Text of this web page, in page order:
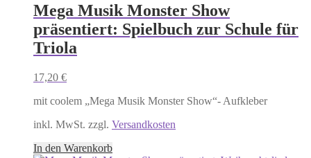
Mega Musik Monster Show
präsentiert: Spielbuch zur Schule für
Triola
17,20 €
mit coolem „Mega Musik Monster Show“- Aufkleber
inkl. MwSt. zzgl. Versandkosten
In den Warenkorb